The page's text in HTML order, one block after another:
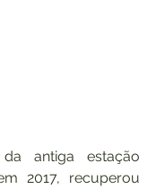
antiga estação
2017, recuperou